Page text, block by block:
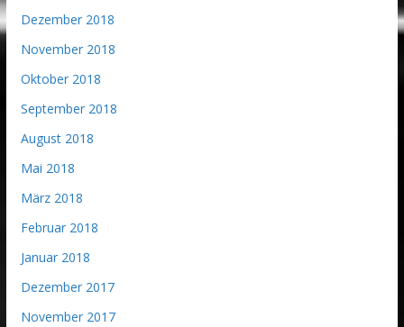
Dezember 2018
November 2018
Oktober 2018
September 2018
August 2018
Mai 2018
März 2018
Februar 2018
Januar 2018
Dezember 2017
November 2017